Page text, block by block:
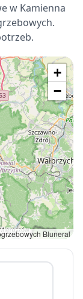
w Kamienna
+
−
Bluneral